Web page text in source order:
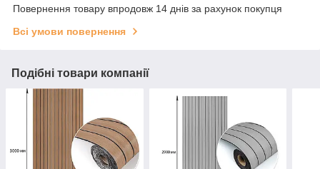
Повернення товару впродовж 14 днів за рахунок покупця
Всі умови повернення
Подібні товари компанії